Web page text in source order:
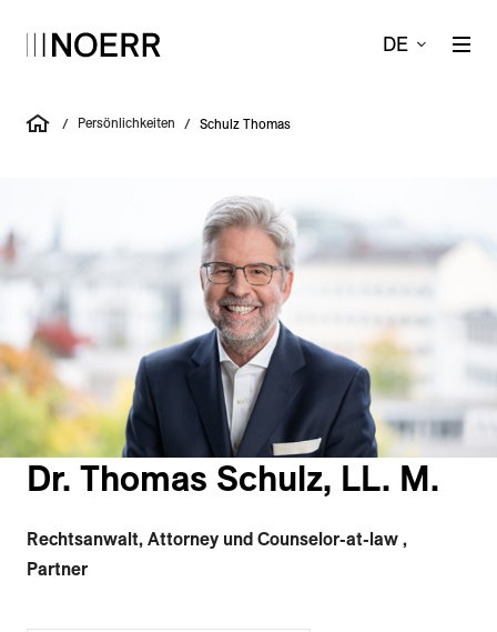
DE
/ Persönlichkeiten / Schulz Thomas
Dr. Thomas Schulz, LL. M.
Rechtsanwalt, Attorney und Counselor-at-law ,
Partner